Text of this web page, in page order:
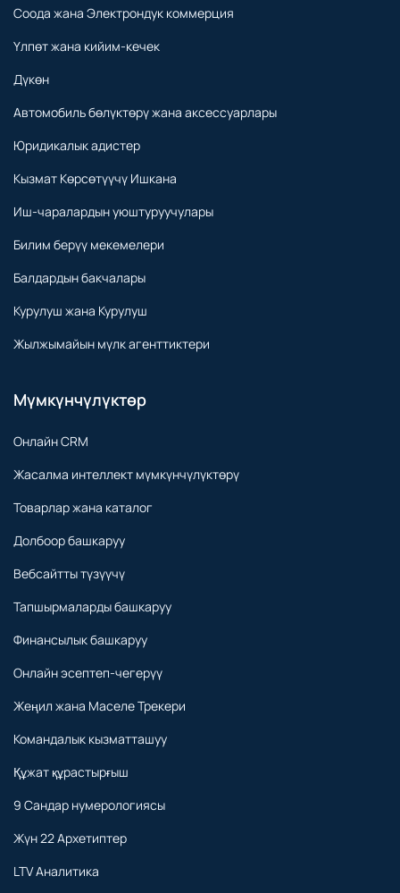
Соода жана Электрондук коммерция
Үлпөт жана кийим-кечек
Дүкөн
Автомобиль бөлүктөрү жана аксессуарлары
Юридикалык адистер
Кызмат Көрсөтүүчү Ишкана
Иш-чаралардын уюштуруучулары
Билим берүү мекемелери
Балдардын бакчалары
Курулуш жана Курулуш
Жылжымайын мүлк агенттиктери
Мүмкүнчүлүктөр
Онлайн CRM
Жасалма интеллект мүмкүнчүлүктөрү
Товарлар жана каталог
Долбоор башкаруу
Вебсайтты түзүүчү
Тапшырмаларды башкаруу
Финансылык башкаруу
Онлайн эсептеп-чегерүү
Жеңил жана Маселе Трекери
Командалык кызматташуу
Құжат құрастырғыш
9 Сандар нумерологиясы
Жүн 22 Архетиптер
LTV Аналитика